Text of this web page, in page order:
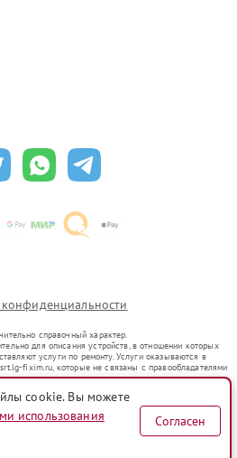
справочный характер.
для описания устройств, в отношении которых
услуги по ремонту. Услуги оказываются в
fixim.ru, которые не связаны с правообладателями
введенных в гражданский оборот в соответствии
цели индивидуализации услуг или введения
информирования о предоставляемых услугах по
является публичной офертой, определяемой
кодекса РФ
cookie. Вы можете
использования
Согласен